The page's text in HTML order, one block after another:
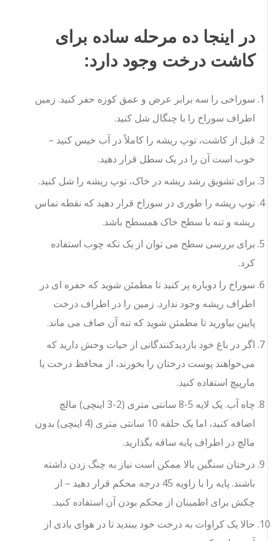
در اینجا ده مرحله ساده برای
کاشت درخت وجود دارد:
سوراخی را سه برابر عرض و عمق کوزه حفر کنید. زمین
اطراف سوراخ را با چنگال شل کنید.
قبل از کاشت، توپ ریشه را کاملاً در آب خیس کنید –
خوب است آن را در یک سطل قرار دهید.
برای تشویق رشد ریشه در خاک، توپ ریشه را شل کنید.
توپ ریشه را طوری در سوراخ قرار دهید که نقطه تماس
ریشه و تنه با سطح خاک همسطح باشد.
برای بررسی سطح می توان از یک تکه چوب استفاده
کرد.
سوراخ را دوباره پر کنید تا مطمئن شوید که حفره ای در
اطراف ریشه وجود ندارد. زمین را در اطراف درخت
پایین بیاورید تا مطمئن شوید که تنه آن صاف می ماند.
اگر در باغ خود بازدیدکنندگانی از حیات وحش دارید که
می‌خواهند پوست درختان را بخورند، از محافظ درخت یا
مارپیچ استفاده کنید.
چاه آب. یک لایه 5-8 سانتی متری (2-3 اینچی) مالچ
اضافه کنید، اما یک حلقه 10 سانتی متری (4 اینچی) بدون
مالچ در اطراف پایه ساقه بگذارید.
درختان سنگین بالا ممکن است نیاز به چنگ زدن داشته
باشند. پایه را با زاویه 45 درجه محکم قرار دهید – از
چکش برای اطمینان از محکم بودن آن استفاده کنید.
حالا یک کراوات به درخت خود ببندید تا در هوای بادی از